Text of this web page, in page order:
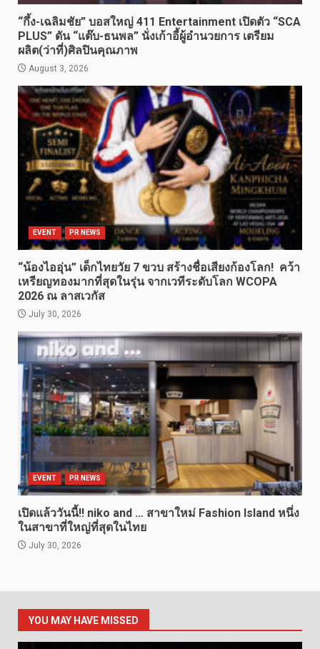
“กึ้ง-เฉลิมชัย” บอสใหญ่ 411 Entertainment เปิดตัว “SCA
PLUS” ดัน “แต๊บ-ธนพล” นั่งเก้าอี้ผู้อำนวยการ เตรียม
ผลิต(ว่าที่)ศิลปินคุณภาพ
August 3, 2026
EVENT PR NEWS
“น้องไออุ่น” เด็กไทยวัย 7 ขวบ สร้างชื่อเสียงก้องโลก! คว้า
เหรียญทองมากที่สุดในรุ่น จากเวทีระดับโลก WCOPA
2026 ณ ลาสเวกัส
July 30, 2026
EVENT PR NEWS
เปิดแล้ววันนี้!! niko and … สาขาใหม่ Fashion Island หนึ่ง
ในสาขาที่ใหญ่ที่สุดในไทย
July 30, 2026
YOU MAY HAVE MISSED